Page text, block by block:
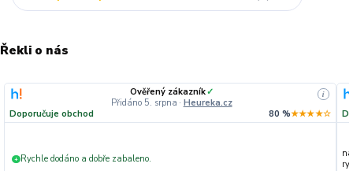
Řekli o nás
Ověřený zákazník✓
Přidáno 5. srpna · Heureka.cz
i
Doporučuje obchod 80 %★★★★☆
+ Rychle dodáno a dobře zabaleno.